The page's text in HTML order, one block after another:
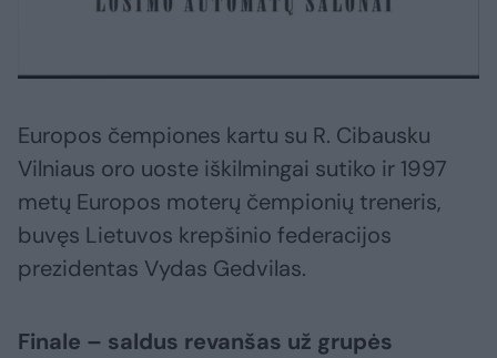
Europos čempiones kartu su R. Cibausku
Vilniaus oro uoste iškilmingai sutiko ir 1997
metų Europos moterų čempionių treneris,
buvęs Lietuvos krepšinio federacijos
prezidentas Vydas Gedvilas.
Finale – saldus revanšas už grupės